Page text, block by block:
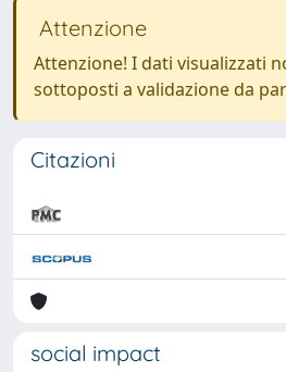
Attenzione
Attenzione! I dati visualizzati
sottoposti a validazione da
Citazioni
social impact